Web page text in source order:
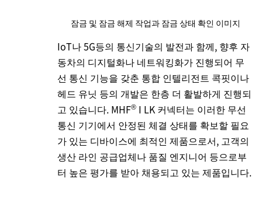
잠금 및 잠금 해제 작업과 잠금 상태 확인 이미지
IoT나 5G등의 통신기술의 발전과 함께, 향후 자
동차의 디지털화나 네트워킹화가 진행되어 무
선 통신 기능을 갖춘 통합 인텔리전트 콕핏이나
헤드 유닛 등의 개발은 한층 더 활발하게 진행되
고 있습니다. MHF® I LK 커넥터는 이러한 무선
통신 기기에서 안정된 체결 상태를 확보할 필요
가 있는 디바이스에 최적인 제품으로서, 고객의
생산 라인 공급업체나 품질 엔지니어 등으로부
터 높은 평가를 받아 채용되고 있는 제품입니다.